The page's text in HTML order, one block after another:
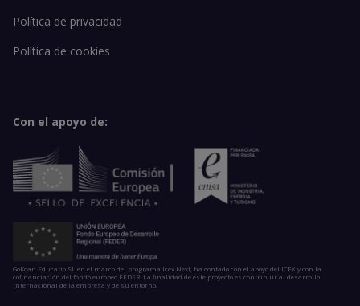
Política de privacidad
Política de cookies
Con el apoyo de:
GoKoan Educatio SL en el marco del programa Icex Next, ha contado con el apoyo del ICEX y con la
cofinanciación del fondo europeo FEDER. La finalidad de este proyecto es contribuir al desarrollo
internacional de la empresa y de su entorno.